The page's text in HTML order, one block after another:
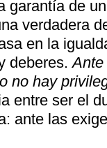
garantía de
verdadera
en la
deberes.Ante
no hay
entre ser el
ante las